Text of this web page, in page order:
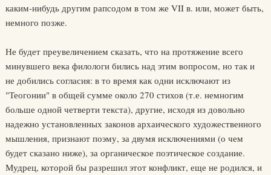
каким-нибудь другим рапсодом в том же VII в. или, может быть,
немного позже.
Не будет преувеличением сказать, что на протяжение всего
минувшего века филологи бились над этим вопросом, но так и
не добились согласия: в то время как одни исключают из
"Теогонии" в общей сумме около 270 стихов (т.е. немногим
больше одной четверти текста), другие, исходя из довольно
надежно установленных законов архаического художественного
мышления, признают поэму, за двумя исключениями (о чем
будет сказано ниже), за органическое поэтическое создание.
Мудрец, которой бы разрешил этот конфликт, еще не родился, и